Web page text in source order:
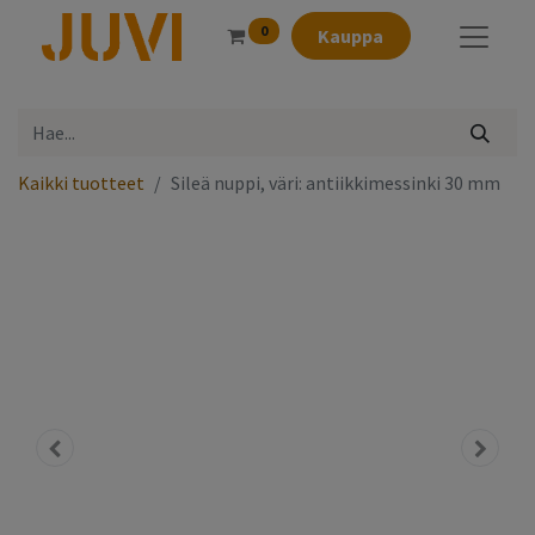
0 Kauppa
Kaikki tuotteet Sileä nuppi, väri: antiikkimessinki 30 mm